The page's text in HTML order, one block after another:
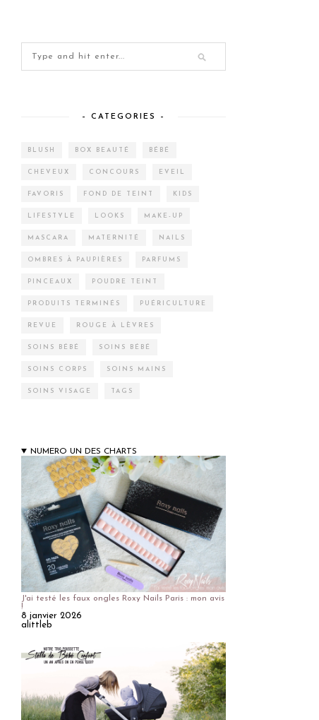
– CATEGORIES –
BLUSH BOX BEAUTÉ BÉBÉ
CHEVEUX CONCOURS EVEIL
FAVORIS FOND DE TEINT KIDS
LIFESTYLE LOOKS MAKE-UP
MASCARA MATERNITÉ NAILS
OMBRES À PAUPIÈRES PARFUMS
PINCEAUX POUDRE TEINT
PRODUITS TERMINÉS PUÉRICULTURE
REVUE ROUGE À LÈVRES
SOINS BÉBÉ SOINS BÉBÉ
SOINS CORPS SOINS MAINS
SOINS VISAGE TAGS
NUMERO UN DES CHARTS
J'ai testé les faux ongles Roxy Nails Paris : mon avis
!
8 janvier 2026
alittleb